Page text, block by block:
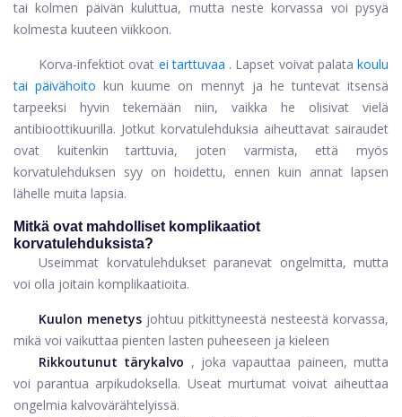
tai kolmen päivän kuluttua, mutta neste korvassa voi pysyä
kolmesta kuuteen viikkoon.
Korva-infektiot ovat ei tarttuvaa . Lapset voivat palata koulu
tai päivähoito kun kuume on mennyt ja he tuntevat itsensä
tarpeeksi hyvin tekemään niin, vaikka he olisivat vielä
antibioottikuurilla. Jotkut korvatulehduksia aiheuttavat sairaudet
ovat kuitenkin tarttuvia, joten varmista, että myös
korvatulehduksen syy on hoidettu, ennen kuin annat lapsen
lähelle muita lapsia.
Mitkä ovat mahdolliset komplikaatiot
korvatulehduksista?
Useimmat korvatulehdukset paranevat ongelmitta, mutta
voi olla joitain komplikaatioita.
Kuulon menetys johtuu pitkittyneestä nesteestä korvassa,
mikä voi vaikuttaa pienten lasten puheeseen ja kieleen
Rikkoutunut tärykalvo , joka vapauttaa paineen, mutta
voi parantua arpikudoksella. Useat murtumat voivat aiheuttaa
ongelmia kalvovärähtelyissä.